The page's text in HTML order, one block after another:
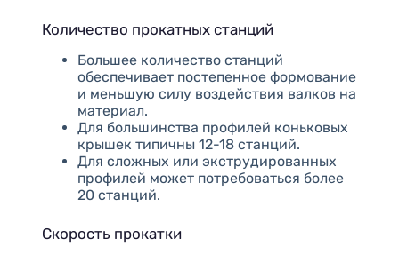
Количество прокатных станций
Большее количество станций
обеспечивает постепенное формование
и меньшую силу воздействия валков на
материал.
Для большинства профилей коньковых
крышек типичны 12-18 станций.
Для сложных или экструдированных
профилей может потребоваться более
20 станций.
Скорость прокатки